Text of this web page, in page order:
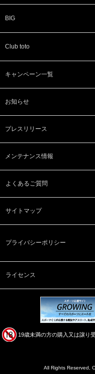
BIG
Club toto
キャンペーン一覧
お知らせ
プレスリリース
メンテナンス情報
よくあるご質問
サイトマップ
プライバシーポリシー
ライセンス
19歳未満の方の購入又は譲り
All Rights Reserved,